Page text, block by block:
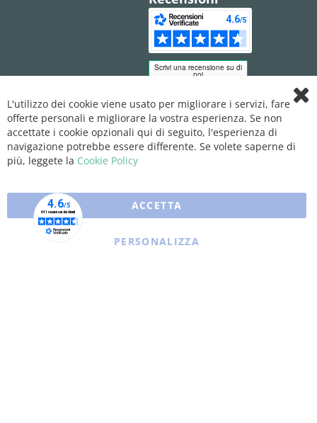
L'utilizzo dei cookie viene usato per migliorare i servizi, fare
offerte personali e migliorare la vostra esperienza. Se non
accettate i cookie opzionali qui di seguito, l'esperienza di
navigazione potrebbe essere differente. Se volete saperne di
più, leggete la Cookie Policy
ACCETTA
PERSONALIZZA